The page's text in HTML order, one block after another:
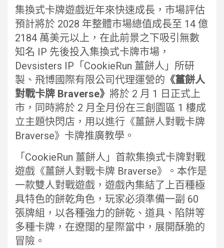
集換式卡牌遊戲近年來快速成長，市場評估
預計將於 2028 年整體市場總值成長至 14 億
2184 萬美元以上，在此前景之下吸引無數
知名 IP 先後投入集換式卡牌市場，
Devsisters IP「CookieRun 薑餅人」所研
製、飛博國際有限公司代理運營的 《薑餅人
對戰卡牌 Braverse》 將於 2 月 1 日正式上
市，同時將於 2 月全月份在三創園區 1 樓成
立主題快閃店，用以進行《薑餅人對戰卡牌
Braverse》卡牌推廣教學。
「CookieRun 薑餅人」首款集換式卡牌對戰
遊戲《薑餅人對戰卡牌 Braverse》。本作是
一款雙人對戰遊戲，遊戲內集結了上百種極
具特色的餅乾角色，玩家必須準備一副 60
張牌組，以各種強力的餅乾、道具、陷阱等
多種卡牌，在遼闊的星際當中，展開酥脆的
冒險。